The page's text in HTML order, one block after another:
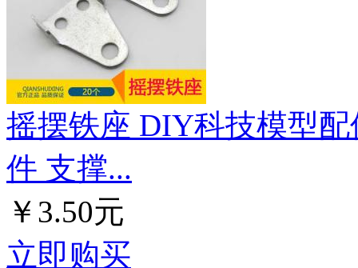
摇摆铁座 DIY科技模型
件 支撑...
￥3.50元
立即购买